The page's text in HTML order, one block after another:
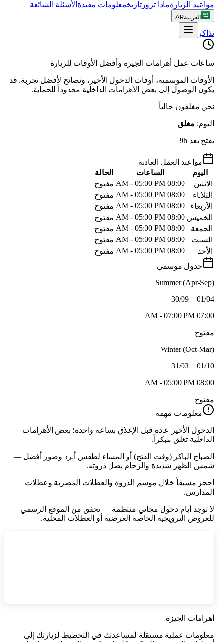
مواعيد الزيارةماذا تزور تاريخمعلومات مفيدة الأسئلة الشائعة
العربيةAR
تذاكر
ساعات عمل أهرامات الجيزة وأفضل الأوقات للزيارة
الأوقات الموسمية، أوقات الدخول الأخير، ونصائح لأفضل تجربة. قد
يكون الوصول إلى بعض الأهرامات الداخلية محدوداً للحماية.
نحن مغلقون حالياً
اليوم: مغلق
يفتح بعد 9h
مواعيد العمل العادية
اليوم
الساعات
الحالة
الاثنين
08:00 AM - 05:00 PM
مفتوح
الثلاثاء
08:00 AM - 05:00 PM
مفتوح
الأربعاء
08:00 AM - 05:00 PM
مفتوح
الخميس 08:00 AM - 05:00 PM
مفتوح
الجمعة
08:00 AM - 05:00 PM
مفتوح
السبت
08:00 AM - 05:00 PM
مفتوح
الأحد
08:00 AM - 05:00 PM
مفتوح
جدول موسمي
Summer (Apr-Sep)
01/04 – 30/09
07:00 AM - 07:00 PM
مفتوح
Winter (Oct-Mar)
01/10 – 31/03
08:00 AM - 05:00 PM
مفتوح
معلومات مهمة
الدخول الأخير عادة قبل الإغلاق بساعة واحدة؛ بعض الأهرامات
الداخلية تغلق مبكراً.
الصباح الباكر (وقت الفتح) أو المساء لطقس أبرد وصور أفضل —
شمس الظهر شديدة والزحام يصل ذروته.
احجز مسبقاً خلال موسم الذروة والعطلات المصرية وعطلات
المدارس.
لا توجد أيام دخول مجاني منتظمة — تحقق من الموقع الرسمي
للعروض الترويجية الخاصة العرضية أو العطلات المحلية.
أهرامات الجيزة
معلومات عملية مستقلة لمساعدتك في التخطيط لزيارتك إلى